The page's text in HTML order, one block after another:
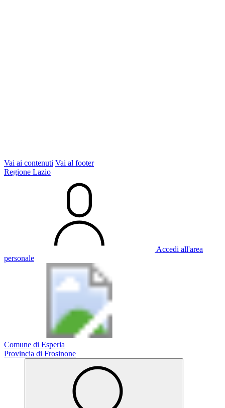
Vai ai contenuti Vai al footer
Regione Lazio
Accedi all'area
personale
Comune di Esperia
Provincia di Frosinone